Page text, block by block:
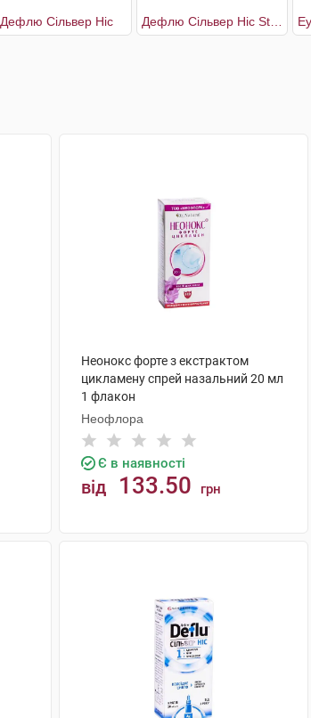
Дефлю Сільвер Ніс
Неонокс форте з екстрактом
цикламену спрей назальний 20 мл
1 флакон
Неофлора
Є в наявності
від 133.50 грн